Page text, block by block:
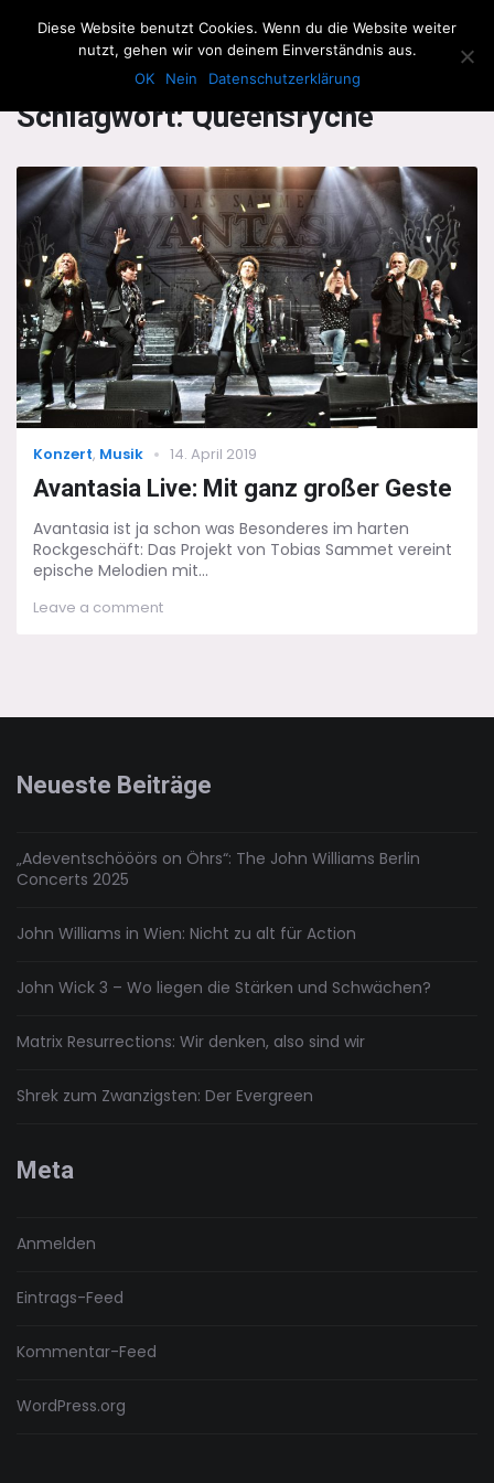
The Howling Men
Schlagwort:Queensrÿche
Categories
Konzert, Musik
Posted
14. April 2019
Avantasia Live: Mit ganz großer Geste
Avantasia ist ja schon was Besonderes im harten
Rockgeschäft: Das Projekt von Tobias Sammet vereint
epische Melodien mit...
Leave a commenton
Neueste Beiträge
„Adeventschööörs on Öhrs“: The John Williams Berlin
Concerts 2025
John Williams in Wien: Nicht zu alt für Action
John Wick 3 – Wo liegen die Stärken und Schwächen?
Matrix Resurrections: Wir denken, also sind wir
Shrek zum Zwanzigsten: Der Evergreen
Meta
Anmelden
Eintrags-Feed
Kommentar-Feed
WordPress.org
Diese Website benutzt Cookies. Wenn du die Website weiter
nutzt, gehen wir von deinem Einverständnis aus.
OK
Nein Datenschutzerklärung